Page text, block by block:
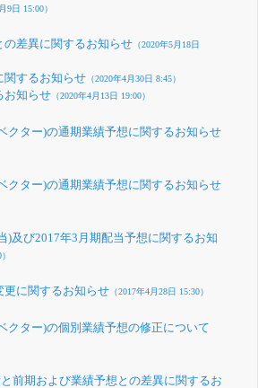
9日 15:00）
差異に関するお知らせ（2020年5月18日
関するお知らせ（2020年4月30日 8:45）
お知らせ（2020年4月13日 19:00）
クター)の通期業績予想に関するお知らせ
クター)の通期業績予想に関するお知らせ
)及び2017年3月期配当予想に関するお知
更に関するお知らせ（2017年4月28日 15:30）
クター)の個別業績予想の修正について
前期および業績予想との差異に関するお